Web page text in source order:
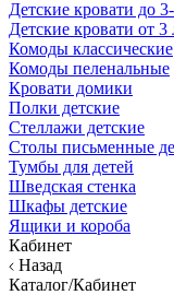
Детские кровати до
Детские кровати от 3
Комоды классические
Комоды пеленальные
Кровати домики
Полки детские
Стеллажи детские
Столы письменные
Тумбы для детей
Шведская стенка
Шкафы детские
Ящики и короба
Кабинет
Назад
Каталог/Кабинет